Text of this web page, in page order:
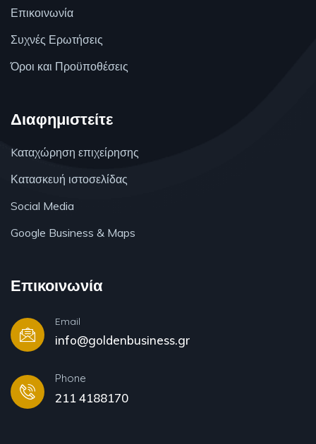
Επικοινωνία
Συχνές Ερωτήσεις
Όροι και Προϋποθέσεις
Διαφημιστείτε
Kαταχώρηση επιχείρησης
Κατασκευή ιστοσελίδας
Social Media
Google Business & Maps
Επικοινωνία
Email
info@goldenbusiness.gr
Phone
211 4188170